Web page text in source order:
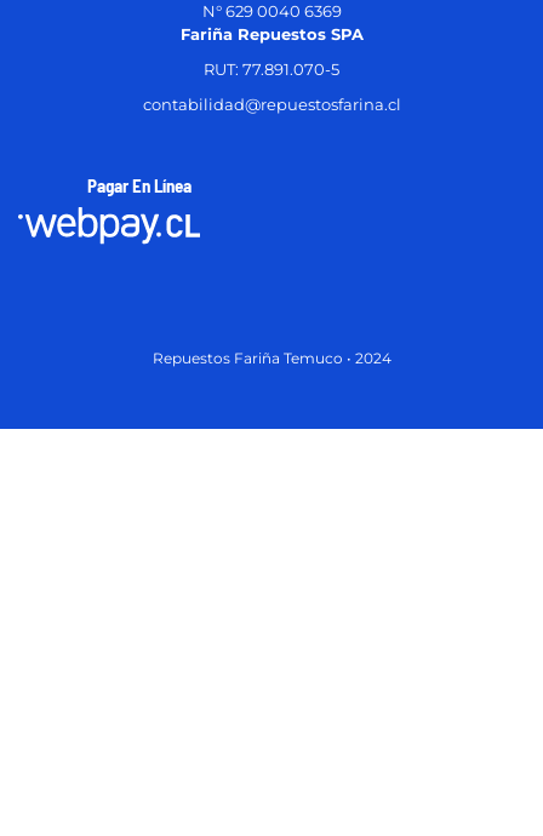
N° 629 0040 6369
Fariña Repuestos SPA
RUT: 77.891.070-5
contabilidad@repuestosfarina.cl
Pagar En Línea
Repuestos Fariña Temuco • 2024